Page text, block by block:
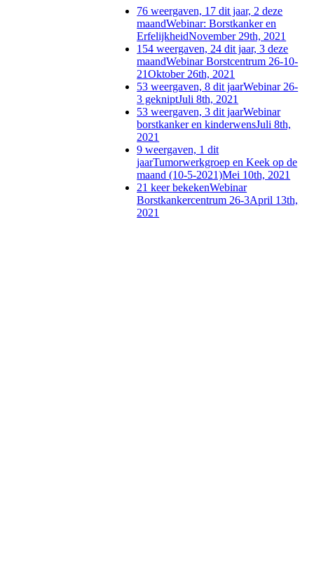
76 weergaven, 17 dit jaar, 2 deze
maandWebinar: Borstkanker en
ErfelijkheidNovember 29th, 2021
154 weergaven, 24 dit jaar, 3 deze
maandWebinar Borstcentrum 26-10-
21Oktober 26th, 2021
53 weergaven, 8 dit jaarWebinar 26-
3 gekniptJuli 8th, 2021
53 weergaven, 3 dit jaarWebinar
borstkanker en kinderwensJuli 8th,
2021
9 weergaven, 1 dit
jaarTumorwerkgroep en Keek op de
maand (10-5-2021)Mei 10th, 2021
21 keer bekekenWebinar
Borstkankercentrum 26-3April 13th,
2021